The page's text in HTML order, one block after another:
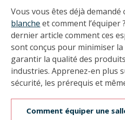
Vous vous êtes déjà demandé
blanche et comment l’équiper
dernier article comment ces
sont conçus pour minimiser
garantir la qualité des
industries. Apprenez-en plus
sécurité, les prérequis et
Comment équiper une